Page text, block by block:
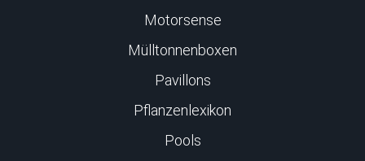
Motorsense
Mülltonnenboxen
Pavillons
Pflanzenlexikon
Pools